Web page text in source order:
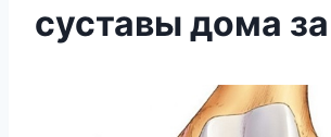
суставы дома